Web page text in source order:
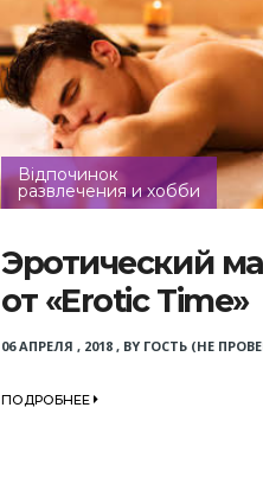
Відпочинок
развлечения и хобби
Эротический
от «Erotic Time»
06 АПРЕЛЯ , 2018, BY ГОСТЬ (НЕ
ПОДРОБНЕЕ